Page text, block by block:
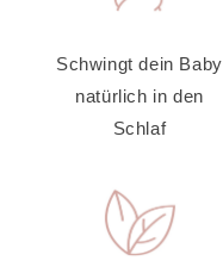
Schwingt dein Baby
natürlich in den
Schlaf